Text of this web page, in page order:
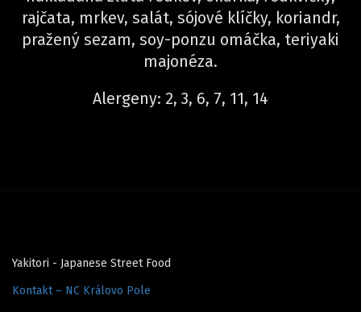
rajčata, mrkev, salát, sójové klíčky, koriandr,
pražený sezam, soy-ponzu omáčka, teriyaki
majonéza.
Alergeny: 2, 3, 6, 7, 11, 14
Yakitori - Japanese Street Food
Kontakt – NC Královo Pole